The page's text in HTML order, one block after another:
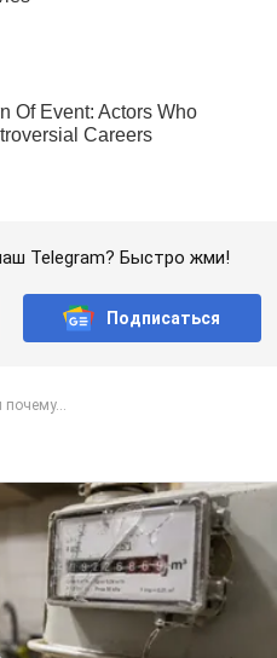
Telegram? Быстро жми!
Подписаться
почему...